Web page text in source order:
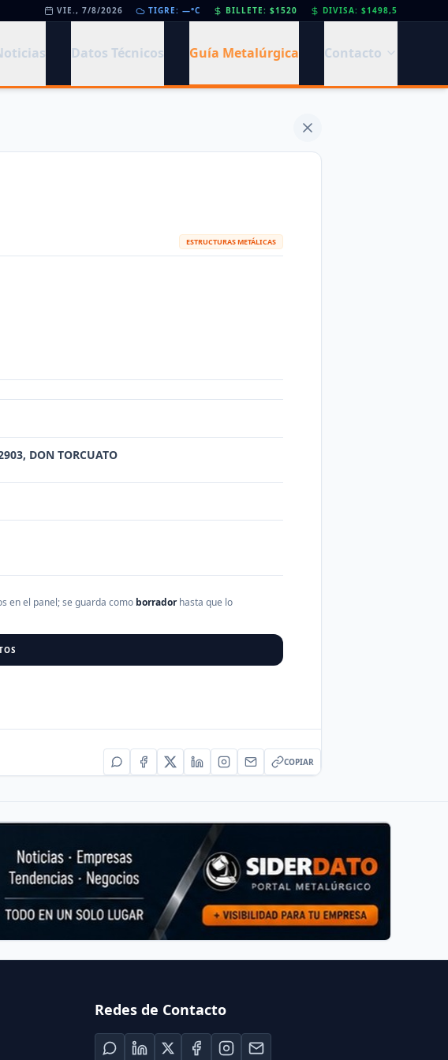
los valores de abril • Día de la Siderurgia: cómo llega el sector al aniversario 78 del legado de Savio
VIE., 7/8/2026 TIGRE: —°C BILLETE: $1520 DIVISA: $1498,5
Datos Técnicos Guía Metalúrgica Contacto
ESTRUCTURAS METÁLICAS
DON TORCUATO
en el panel; se guarda como borradorhasta que lo
COPIAR
Redes de Contacto